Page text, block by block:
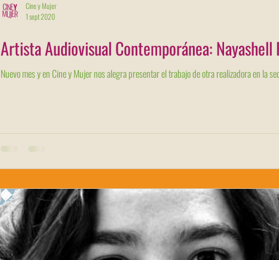
Artista Audiovisual Contemporánea: Nayashell
Nuevo mes y en Cine y Mujer nos alegra presentar el trabajo de otra realizadora en la
Cine y Mujer
1 sept 2020